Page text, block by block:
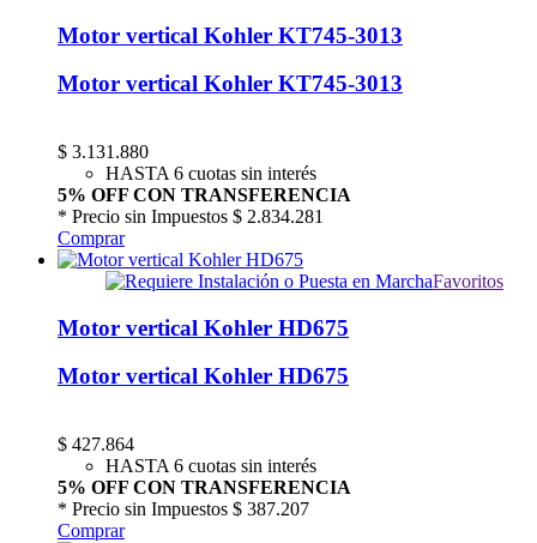
Motor vertical Kohler KT745-3013
Motor vertical Kohler KT745-3013
$ 3.131.880
HASTA 6 cuotas sin interés
5% OFF CON TRANSFERENCIA
* Precio sin Impuestos $ 2.834.281
Comprar
Favoritos
Motor vertical Kohler HD675
Motor vertical Kohler HD675
$ 427.864
HASTA 6 cuotas sin interés
5% OFF CON TRANSFERENCIA
* Precio sin Impuestos $ 387.207
Comprar